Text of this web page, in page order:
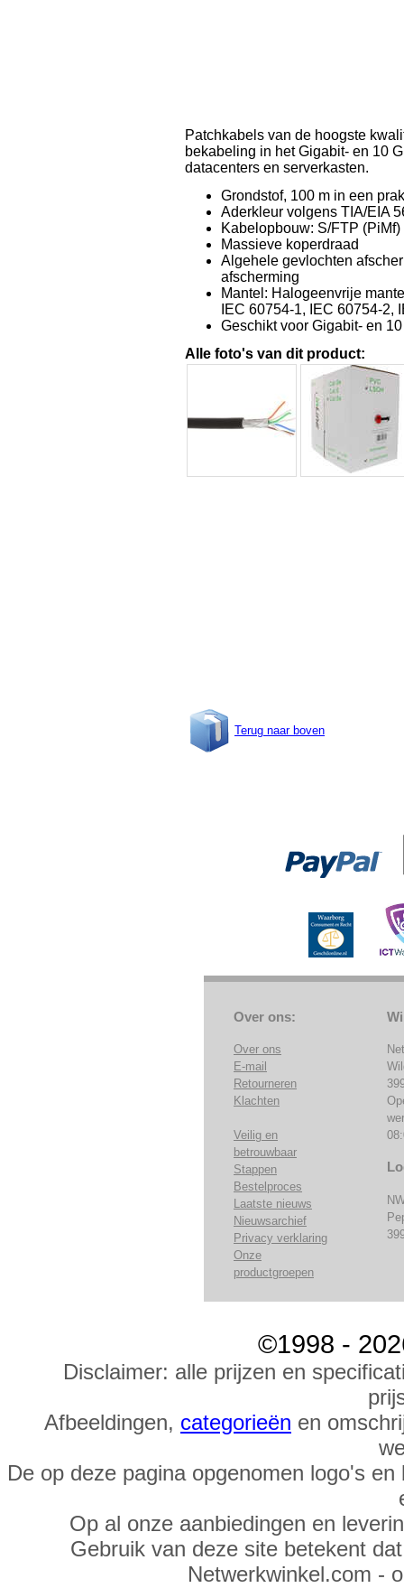
Patchkabels van de hoogste
bekabeling in het Gigabit- en 10
datacenters en serverkasten.
Grondstof, 100 m in een
Aderkleur volgens TIA/EIA
Kabelopbouw: S/FTP
Massieve koperdraad
Algehele gevlochten
afscherming
Mantel: Halogeenvrije
IEC 60754-1, IEC 60754-2,
Geschikt voor Gigabit- en
Alle foto's van dit product:
Terug naar boven
Over ons:
Over ons
E-mail
Retourneren
Klachten
Veilig en
betrouwbaar
Stappen
Bestelproces
Laatste nieuws
Nieuwsarchief
Privacy verklaring
Onze
productgroepen
©1998 -
Disclaimer: alle prijzen en
Afbeeldingen, categorieën en
De op deze pagina opgenomen logo's
Op al onze aanbiedingen en
Gebruik van deze site betekent
Netwerkwinkel.com -